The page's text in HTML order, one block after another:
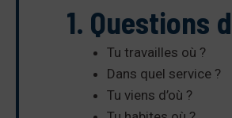
1. Questions
Tu travailles où ?
Dans quel service ?
Tu viens d’où ?